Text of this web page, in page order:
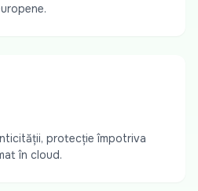
protecție împotriva
în cloud.